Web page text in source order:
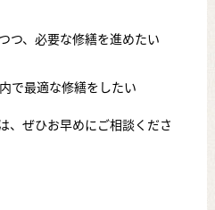
つ、必要な修繕を進めたい
で最適な修繕をしたい
、ぜひお早めにご相談くださ